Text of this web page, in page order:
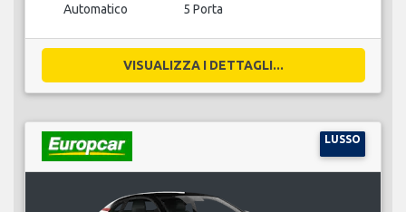
Automatico 5 Porta
VISUALIZZA I DETTAGLI...
LUSSO